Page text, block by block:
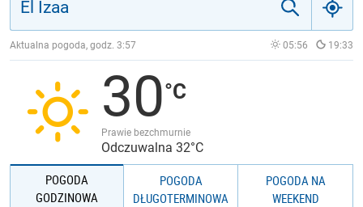
JAKOŚĆ POWIETRZA
Aktualna pogoda, godz. 3:57 05:56 19:33
30
Prawie bezchmurnie
Odczuwalna 32°C
POGODA
GODZINOWA
POGODA
DŁUGOTERMINOWA
POGODA NA
WEEKEND